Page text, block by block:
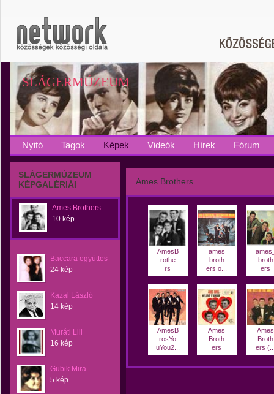
SLÁGERMÚZEUM
Nyitó Tagok Képek Videók Hírek Fórum
SLÁGERMÚZEUM
KÉPGALÉRIÁI
Ames Brothers
10 kép
Baccara együttes
24 kép
Kazal László
14 kép
Muráti Lili
16 kép
Gubik Mira
5 kép
Ames Brothers
AmesB
rothe
rs
ames
broth
ers o...
broth
ers
AmesB
rosYo
uYou2...
Ames
Broth
ers
Ames
Broth
ers